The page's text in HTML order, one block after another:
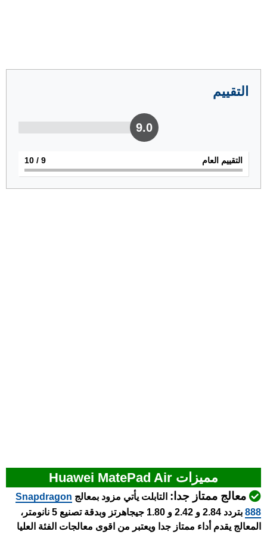
التقييم
9.0
التقييم العام 9
/ 10
مميزات Huawei MatePad Air
معالج ممتاز جدا: التابلت يأتي مزود بمعالج Snapdragon
888
بتردد 2.84 و 2.42 و 1.80 جيجاهرتز وبدقة تصنيع 5 نانومتر،
المعالج يقدم أداء ممتاز جدا ويعتبر من اقوى معالجات الفئة العليا